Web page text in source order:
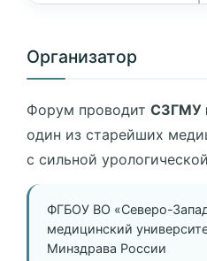
Организатор
Форум проводит СЗГМУ
один из старейших
с сильной
ФГБОУ ВО «Северо-
медицинский
Минздрава России